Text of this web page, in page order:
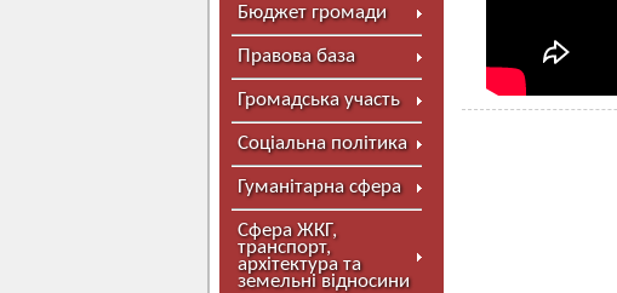
Бюджет громади
Правова база
Громадська участь
Соціальна політика
Гуманітарна сфера
Сфера ЖКГ,
транспорт,
архітектура та
земельні відносини